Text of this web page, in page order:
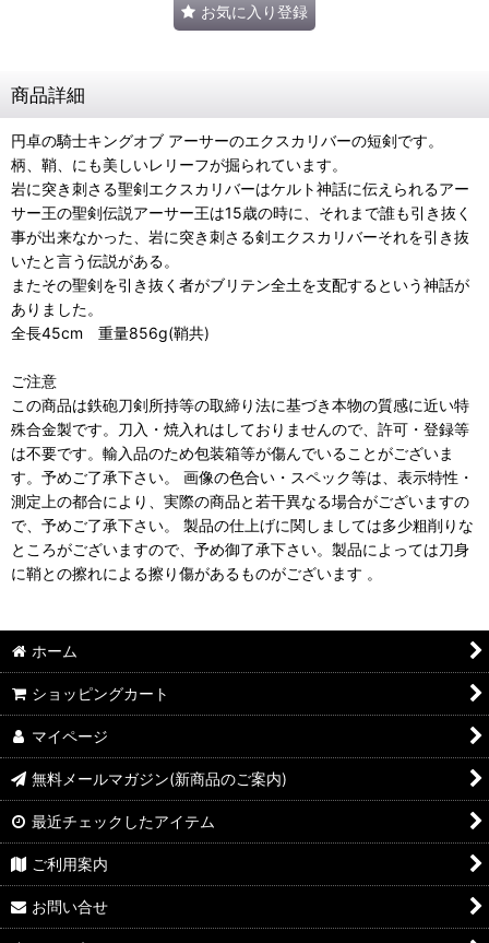
お気に入り登録
商品詳細
円卓の騎士キングオブ アーサーのエクスカリバーの短剣です。
柄、鞘、にも美しいレリーフが掘られています。
岩に突き刺さる聖剣エクスカリバーはケルト神話に伝えられるアー
サー王の聖剣伝説アーサー王は15歳の時に、それまで誰も引き抜く
事が出来なかった、岩に突き刺さる剣エクスカリバーそれを引き抜
いたと言う伝説がある。
またその聖剣を引き抜く者がブリテン全土を支配するという神話が
ありました。
全長45cm 重量856g(鞘共)
ご注意
この商品は鉄砲刀剣所持等の取締り法に基づき本物の質感に近い特
殊合金製です。刀入・焼入れはしておりませんので、許可・登録等
は不要です。輸入品のため包装箱等が傷んでいることがございま
す。予めご了承下さい。 画像の色合い・スペック等は、表示特性・
測定上の都合により、実際の商品と若干異なる場合がございますの
で、予めご了承下さい。 製品の仕上げに関しましては多少粗削りな
ところがございますので、予め御了承下さい。製品によっては刀身
に鞘との擦れによる擦り傷があるものがございます 。
ホーム
ショッピングカート
マイページ
無料メールマガジン(新商品のご案内)
最近チェックしたアイテム
ご利用案内
お問い合せ